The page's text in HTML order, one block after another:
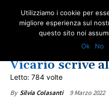
NEWS AMIANTO
Industrie
Vicario scrive
Letto: 784 volte
By Silvia Colasanti 9 Marzo 2022
Utilizziamo i cookie per
migliore esperienza sul
questo sito noi
Ok
No